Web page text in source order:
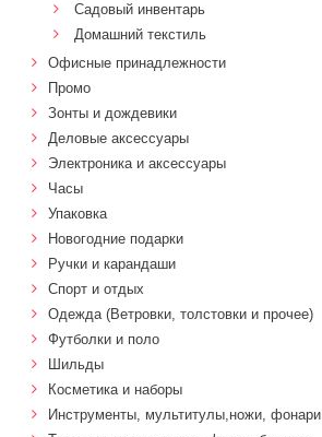
Садовый инвентарь
Домашний текстиль
Офисные принадлежности
Промо
Зонты и дождевики
Деловые аксессуары
Электроника и аксессуары
Часы
Упаковка
Новогодние подарки
Ручки и карандаши
Спорт и отдых
Одежда (Ветровки, толстовки и прочее)
Футболки и поло
Шильды
Косметика и наборы
Инструменты, мультитулы,ножи, фонари